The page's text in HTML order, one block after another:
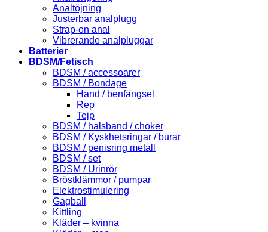
Analtöjning
Justerbar analplugg
Strap-on anal
Vibrerande analpluggar
Batterier
BDSM/Fetisch
BDSM / accessoarer
BDSM / Bondage
Hand / benfängsel
Rep
Tejp
BDSM / halsband / choker
BDSM / Kyskhetsringar / burar
BDSM / penisring metall
BDSM / set
BDSM / Urinrör
Bröstklämmor / pumpar
Elektrostimulering
Gagball
Kittling
Kläder – kvinna